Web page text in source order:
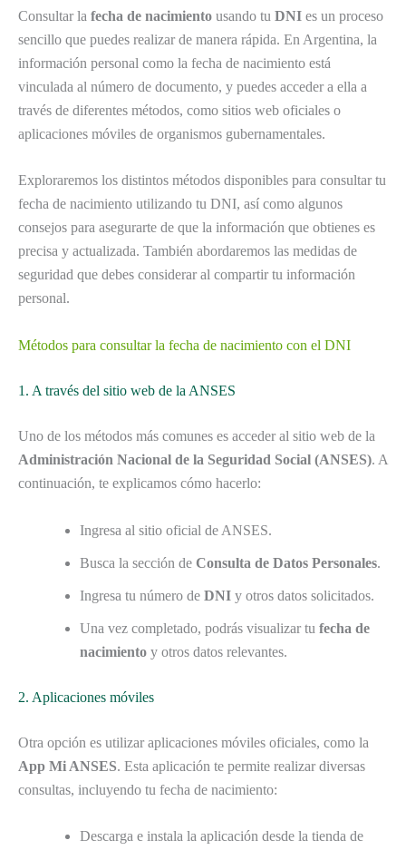
Consultar la fecha de nacimiento usando tu DNI es un proceso
sencillo que puedes realizar de manera rápida. En Argentina, la
información personal como la fecha de nacimiento está
vinculada al número de documento, y puedes acceder a ella a
través de diferentes métodos, como sitios web oficiales o
aplicaciones móviles de organismos gubernamentales.
Exploraremos los distintos métodos disponibles para consultar tu
fecha de nacimiento utilizando tu DNI, así como algunos
consejos para asegurarte de que la información que obtienes es
precisa y actualizada. También abordaremos las medidas de
seguridad que debes considerar al compartir tu información
personal.
Métodos para consultar la fecha de nacimiento con el DNI
1. A través del sitio web de la ANSES
Uno de los métodos más comunes es acceder al sitio web de la
Administración Nacional de la Seguridad Social (ANSES). A
continuación, te explicamos cómo hacerlo:
Ingresa al sitio oficial de ANSES.
Busca la sección de Consulta de Datos Personales.
Ingresa tu número de DNI y otros datos solicitados.
Una vez completado, podrás visualizar tu fecha de
nacimiento y otros datos relevantes.
2. Aplicaciones móviles
Otra opción es utilizar aplicaciones móviles oficiales, como la
App Mi ANSES. Esta aplicación te permite realizar diversas
consultas, incluyendo tu fecha de nacimiento:
Descarga e instala la aplicación desde la tienda de